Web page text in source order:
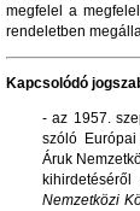
megfelel a
rendeletben
Kapcsolódó
- az 1957.
szóló
Áruk
Nemzetközi